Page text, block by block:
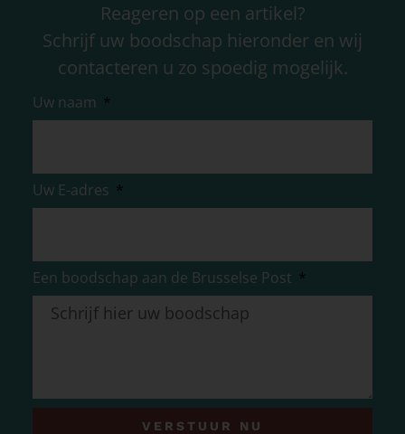
Reageren op een artikel?
Schrijf uw boodschap hieronder en wij
contacteren u zo spoedig mogelijk.
Uw naam
Uw E-adres
Een boodschap aan de Brusselse Post
VERSTUUR NU